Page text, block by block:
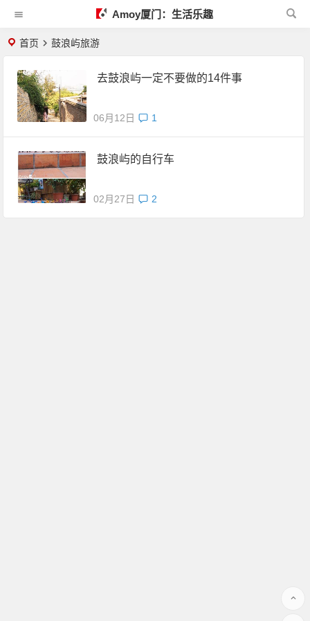
Amoy厦门：生活乐趣
首页 鼓浪屿旅游
去鼓浪屿一定不要做的14件事
06月12日 1
鼓浪屿的自行车
02月27日 2